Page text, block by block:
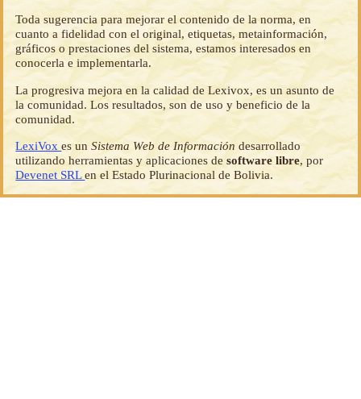
Toda sugerencia para mejorar el contenido de la norma, en
cuanto a fidelidad con el original, etiquetas, metainformación,
gráficos o prestaciones del sistema, estamos interesados en
conocerla e implementarla.
La progresiva mejora en la calidad de Lexivox, es un asunto de
la comunidad. Los resultados, son de uso y beneficio de la
comunidad.
LexiVoxes unSistema Web de Información desarrollado
utilizando herramientas y aplicaciones desoftware libre, por
Devenet SRLen el Estado Plurinacional de Bolivia.